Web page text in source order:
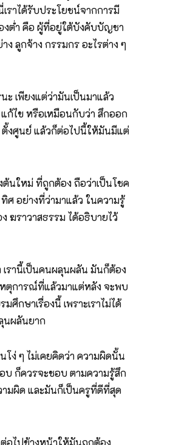
เราได้รับประโยชน์จากการมี
งต่ำ คือ ผู้ที่อยู่ใต้บังคับบัญชา
ลูกจ้าง กรรมกร อะไรต่าง ๆ
ะ เพียงแต่ว่ามันเป็นมาแล้ว
ก้ไข หรือเหมือนกับว่า สึกออก
ตั้งศูนย์ แล้วก็ต่อไปนี้ให้มันมีแต่
ต้นใหม่ ที่ถูกต้อง ถือว่าเป็นโชค
ศ อย่างที่ว่ามาแล้ว ในความรู้
ฆราวาสธรรม ได้อธิบายไว้
รานี้เป็นคนผลุนผลัน มันก็ต้อง
หตุการณ์ที่แล้วมาแต่หลัง จะพบ
ศึกษาเรื่องนี้ เพราะเราไม่ได้
นผลันยาก
ง่ ๆ ไม่เคยคิดว่า ความผิดนั้น
บ ก็ควรจะชอบ ตามความรู้สึก
ามผิด และมันก็เป็นครูที่ดีที่สุด
ต่อไปข้างหน้าให้มันถูกต้อง